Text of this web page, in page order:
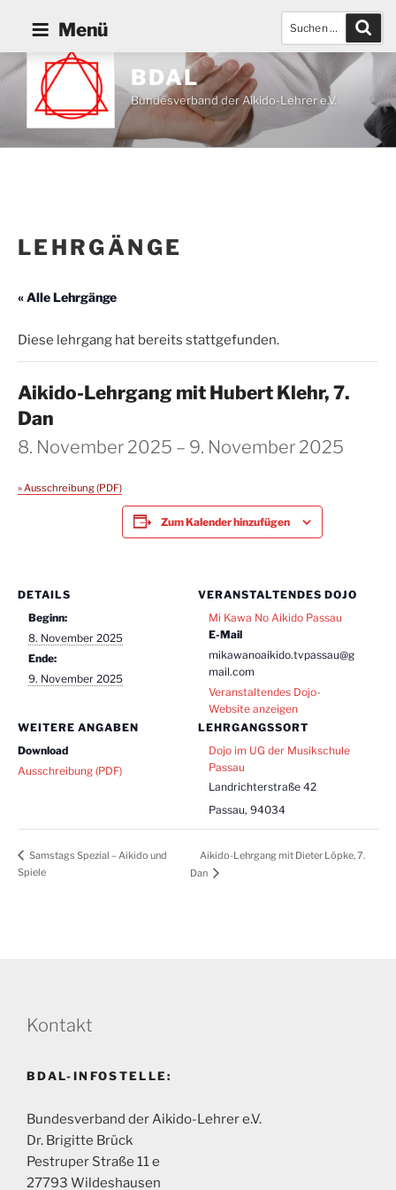
Inhalt
springen
BDAL
Bundesverband der Aikido-Lehrer e.V.
Menü
LEHRGÄNGE
« Alle Lehrgänge
Diese lehrgang hat bereits stattgefunden.
Aikido-Lehrgang mit Hubert Klehr, 7.
Dan
8. November 2025 – 9. November 2025
» Ausschreibung (PDF)
Zum Kalender hinzufügen
DETAILS
Beginn:
8. November 2025
Ende:
9. November 2025
LEHRGANGSSORT
Dojo im UG der Musikschule
Passau
Landrichterstraße 42
Passau, 94034
VERANSTALTENDES DOJO
Mi Kawa No Aikido Passau
E-Mail
mikawanoaikido.tvpassau@g
mail.com
Veranstaltendes Dojo-
Website anzeigen
WEITERE ANGABEN
Download
Ausschreibung (PDF)
Samstags Spezial – Aikido und
Spiele
Aikido-Lehrgang mit Dieter Löpke, 7.
Dan
Kontakt
BDAL-INFOSTELLE:
Bundesverband der Aikido-Lehrer e.V.
Dr. Brigitte Brück
Pestruper Straße 11 e
27793 Wildeshausen